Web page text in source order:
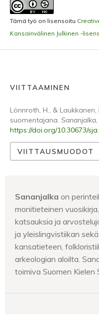
Tämä työ on lisensoitu
Kansainvälinen Julkinen -
VIITTAAMINEN
Lönnroth, H., &
suomentajana. Sananjalka,
https://doi.org/10.30673/
VIITTAUSMUODOT
Sananjalka on
monitieteinen
katsauksia ja
ja yleislingvistiikan
kansatieteen,
arkeologian aloilta.
toimiva Suomen Kielen